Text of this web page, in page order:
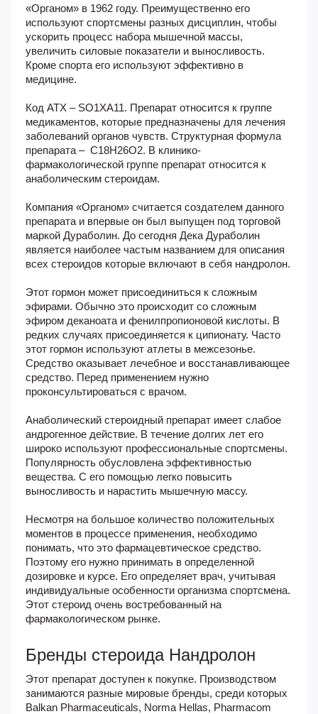
«Органом» в 1962 году. Преимущественно его
используют спортсмены разных дисциплин, чтобы
ускорить процесс набора мышечной массы,
увеличить силовые показатели и выносливость.
Кроме спорта его используют эффективно в
медицине.
Код АТХ – SO1XA11. Препарат относится к группе
медикаментов, которые предназначены для лечения
заболеваний органов чувств. Структурная формула
препарата – С18Н26О2. В клинико-
фармакологической группе препарат относится к
анаболическим стероидам.
Компания «Органом» считается создателем данного
препарата и впервые он был выпущен под торговой
маркой Дураболин. До сегодня Дека Дураболин
является наиболее частым названием для описания
всех стероидов которые включают в себя нандролон.
Этот гормон может присоединиться к сложным
эфирами. Обычно это происходит со сложным
эфиром деканоата и фенилпропионовой кислоты. В
редких случаях присоединяется к ципионату. Часто
этот гормон используют атлеты в межсезонье.
Средство оказывает лечебное и восстанавливающее
средство. Перед применением нужно
проконсультироваться с врачом.
Анаболический стероидный препарат имеет слабое
андрогенное действие. В течение долгих лет его
широко используют профессиональные спортсмены.
Популярность обусловлена эффективностью
вещества. С его помощью легко повысить
выносливость и нарастить мышечную массу.
Несмотря на большое количество положительных
моментов в процессе применения, необходимо
понимать, что это фармацевтическое средство.
Поэтому его нужно принимать в определенной
дозировке и курсе. Его определяет врач, учитывая
индивидуальные особенности организма спортсмена.
Этот стероид очень востребованный на
фармакологическом рынке.
Бренды стероида Нандролон
Этот препарат доступен к покупке. Производством
занимаются разные мировые бренды, среди которых
Balkan Pharmaceuticals, Norma Hellas, Pharmacom